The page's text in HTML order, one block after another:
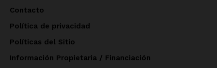
Contacto
Política de privacidad
Políticas del Sitio
Información Propietaria / Financiación